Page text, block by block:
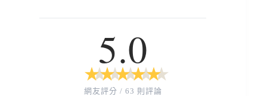
5.0
★
★ ★
★ ★
★ ★
★ ★
★
網友評分 / 63 則評論